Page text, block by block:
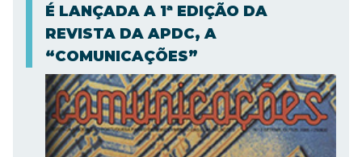
É LANÇADA A 1ª EDIÇÃO DA
REVISTA DA APDC, A
“COMUNICAÇÕES”